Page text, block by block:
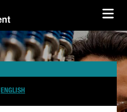
ENGLISH